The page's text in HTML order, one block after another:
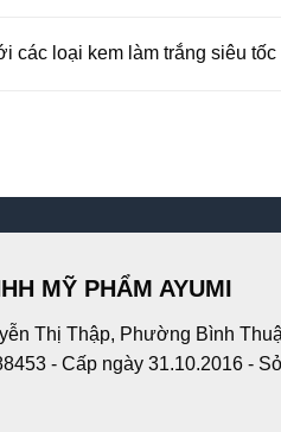
các loại kem làm trắng siêu tốc
MỸ PHẨM AYUMI
Thị Thập, Phường Bình
- Cấp ngày 31.10.2016 -